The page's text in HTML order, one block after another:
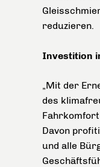
reduzieren.
Investition
„Mit der
des
Davon
und alle